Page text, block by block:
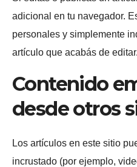
adicional en tu navegador.
personales y simplemente
artículo que acabás de
Contenido
desde otros
Los artículos en este sitio
incrustado (por ejemplo,